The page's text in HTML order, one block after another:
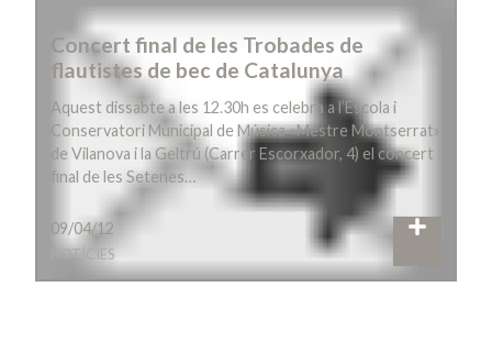
Concert final de les Trobades de
flautistes de bec de Catalunya
Aquest dissabte a les 12.30h es celebra a l’Escola i
Conservatori Municipal de Música «Mestre Montserrat»
de Vilanova i la Geltrú (Carrer Escorxador, 4) el concert
final de les Setenes…
09/04/12
NOTÍCIES